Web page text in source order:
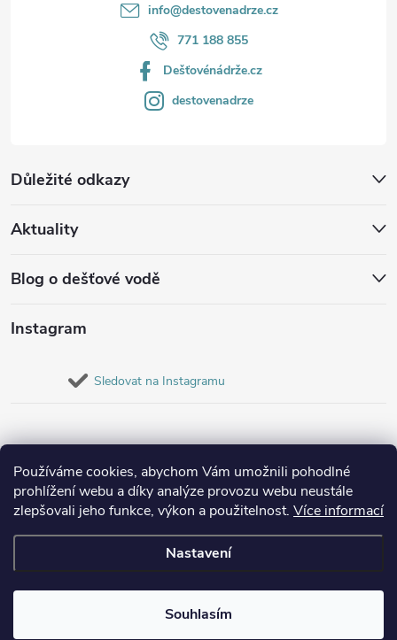
Používáme cookies, abychom Vám umožnili pohodlné
prohlížení webu a díky analýze provozu webu neustále
zlepšovali jeho funkce, výkon a použitelnost. Více informací
Nastavení
Souhlasím
Důležité odkazy
Aktuality
Blog o dešťové vodě
info@destovenadrze.cz
771 188 855
Dešťovénádrže.cz
destovenadrze
Instagram
Sledovat na Instagramu
Copyright 2026Destovenadrze.cz. Všechna práva vyhrazena.